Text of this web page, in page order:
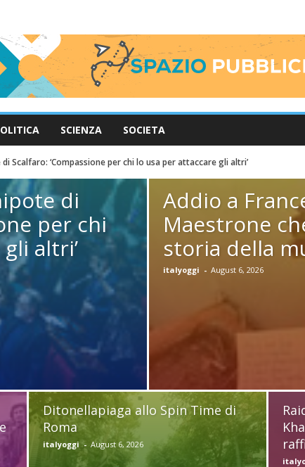
SCIENZA SOCIETA
Scalfaro: ‘Compassione per chi lo usa per attaccare gli altri’
di
per chi
altri’
Addio a
Maestrone
storia della
italyoggi - August 6, 2026
Ditonellapiaga allo Spin Time di
Roma
italyoggi - August 6, 2026